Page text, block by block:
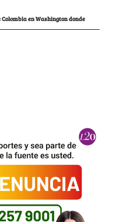
en Washington donde